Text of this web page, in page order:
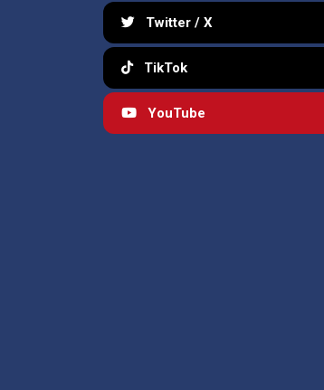
Twitter / X
TikTok
YouTube